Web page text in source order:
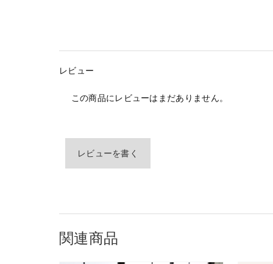
レビュー
この商品にレビューはまだありません。
レビューを書く
関連商品